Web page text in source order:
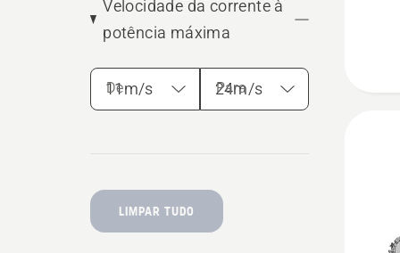
Velocidade da corrente à
potência máxima
De Para
LIMPAR TUDO